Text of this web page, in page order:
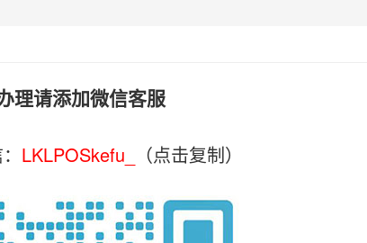
理请添加微信客服
LKLPOSkefu_ （点击复制）